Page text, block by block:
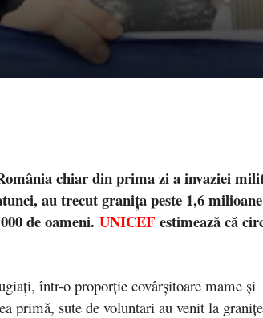
chiar din prima zi a invaziei
au trecut granița peste 1,6
de oameni. UNICEF estimează că
într-o proporție covârșitoare mame și
primă, sute de voluntari au venit la